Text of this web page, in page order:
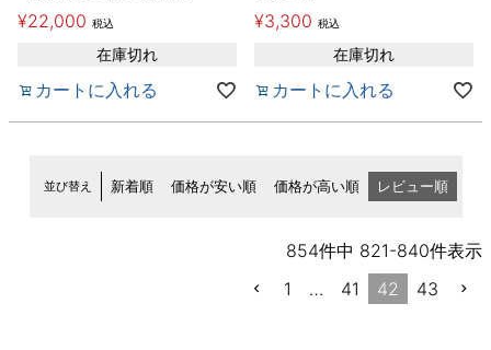
¥22,000 税込
在庫切れ
カートに入れる
¥3,300 税込
在庫切れ
カートに入れる
並び替え 新着順 価格が安い順 価格が高い順 レビュー順
854件中 821-840件表示
1
… 41 42 43